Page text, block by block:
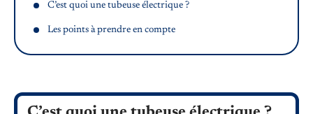
C’est quoi une tubeuse électrique ?
Les points à prendre en compte